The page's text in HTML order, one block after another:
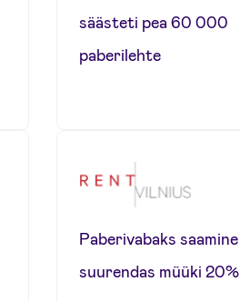
säästeti pea 60 000
paberilehte
Paberivabaks saamine
suurendas müüki 20%